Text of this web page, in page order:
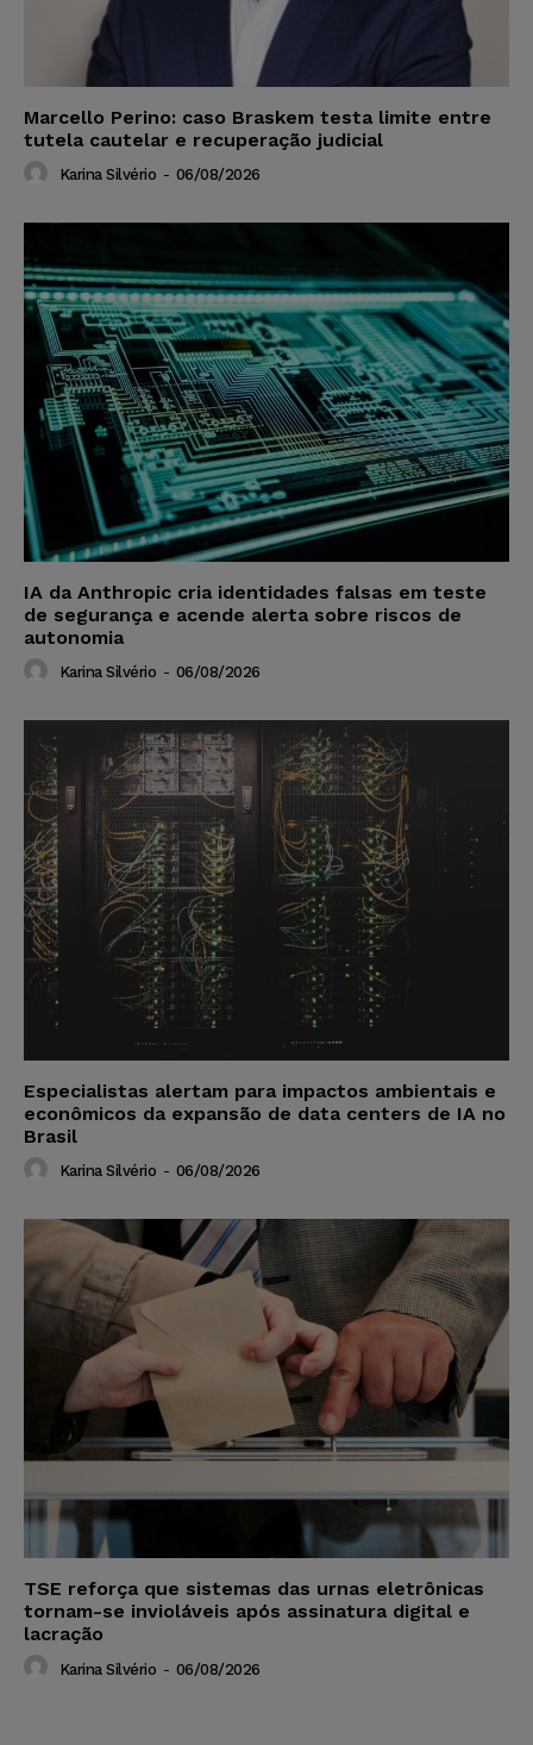
Marcello Perino: caso Braskem testa limite entre
tutela cautelar e recuperação judicial
Karina Silvério - 06/08/2026
IA da Anthropic cria identidades falsas em teste
de segurança e acende alerta sobre riscos de
autonomia
Karina Silvério - 06/08/2026
Especialistas alertam para impactos ambientais e
econômicos da expansão de data centers de IA no
Brasil
Karina Silvério - 06/08/2026
TSE reforça que sistemas das urnas eletrônicas
tornam-se invioláveis após assinatura digital e
lacração
Karina Silvério - 06/08/2026